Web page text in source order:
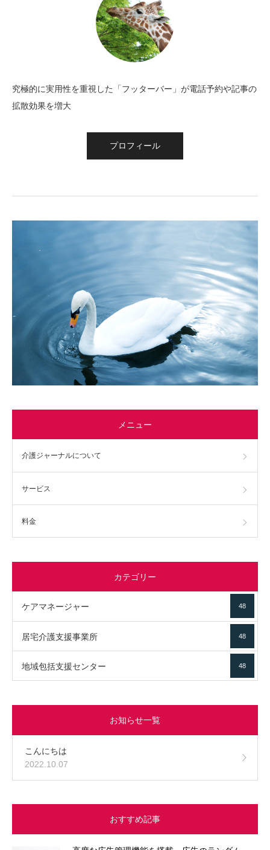
究極的に実用性を重視した「フッターバー」が電話予約や記事の
拡散効果を増大
プロフィール
メニュー
介護ジャーナルについて
サービス
料金
カテゴリー
ケアマネージャー 48
居宅介護支援事業所 48
地域包括支援センター 48
お知らせ一覧
こんにちは
2022.10.07
おすすめ記事